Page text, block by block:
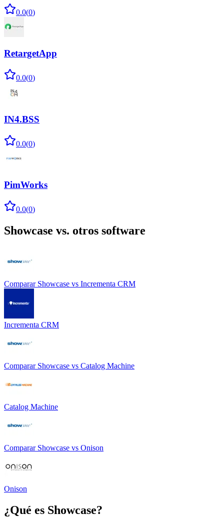
0.0(0)
RetargetApp
0.0(0)
IN4.BSS
0.0(0)
PimWorks
0.0(0)
Showcase vs. otros software
Comparar Showcase vs Incrementa CRM
Incrementa CRM
Comparar Showcase vs Catalog Machine
Catalog Machine
Comparar Showcase vs Onison
Onison
¿Qué es Showcase?